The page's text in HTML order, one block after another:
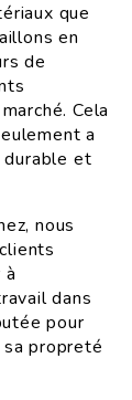
que
en
de
Cela
a
durable et
nous
dans
pour
propreté